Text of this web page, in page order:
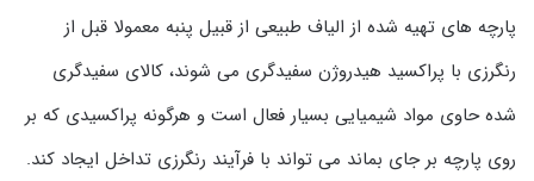
پارچه های تهیه شده از الیاف طبیعی از قبیل پنبه معمولا قبل از
رنگرزی با پراکسید هیدروژن سفیدگری می شوند، کالای سفیدگری
شده حاوی مواد شیمیایی بسیار فعال است و هرگونه پراکسیدی که بر
روی پارچه بر جای بماند می تواند با فرآیند رنگرزی تداخل ایجاد کند.